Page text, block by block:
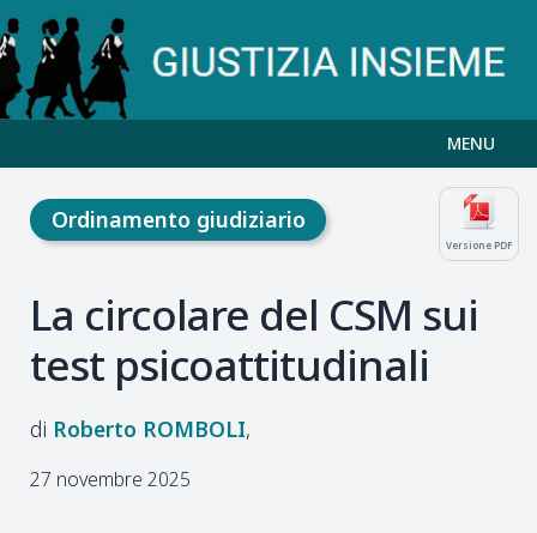
MENU
Versione PDF
Ordinamento giudiziario
La circolare del CSM sui
test psicoattitudinali
Roberto ROMBOLI
27 novembre 2025